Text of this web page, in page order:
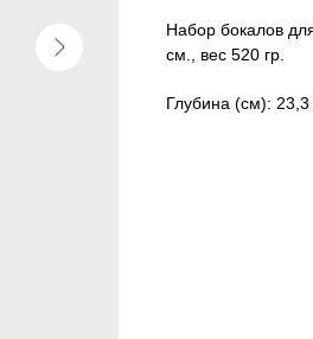
Набор бокалов
см., вес 520 гр.
Глубина (см): 23,3